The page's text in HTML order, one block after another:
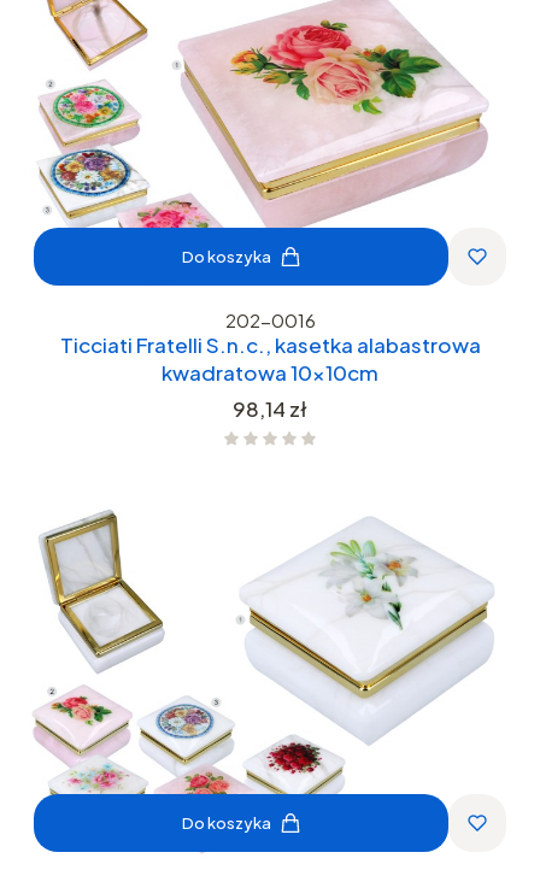
Do koszyka
202-0016
Ticciati Fratelli S.n.c., kasetka alabastrowa
kwadratowa 10x10cm
Cena
98,14 zł
Do koszyka